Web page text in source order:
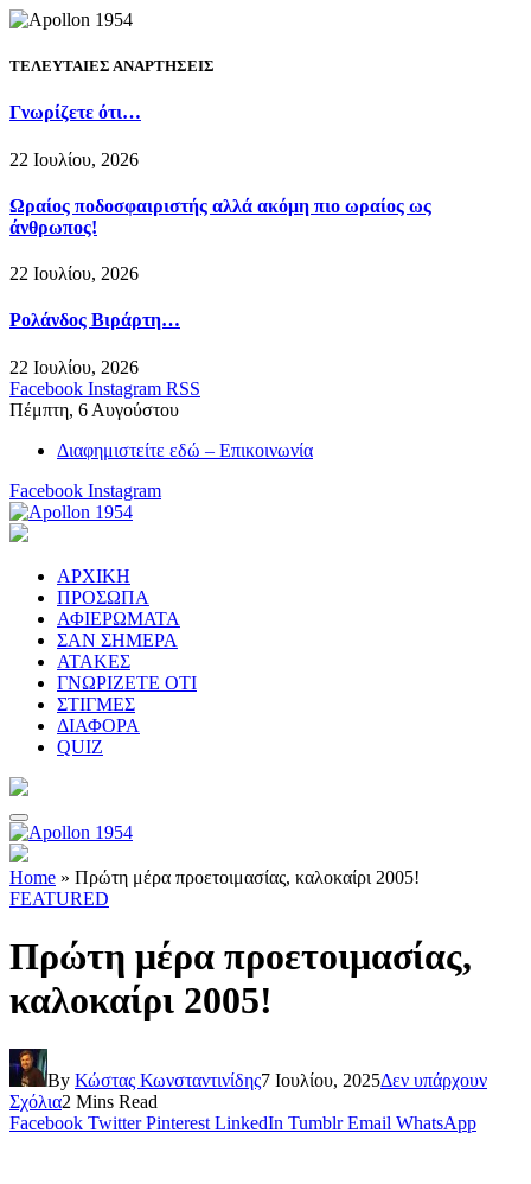
ΤΕΛΕΥΤΑΙΕΣ ΑΝΑΡΤΗΣΕΙΣ
Γνωρίζετε ότι…
22 Ιουλίου, 2026
Ωραίος ποδοσφαιριστής αλλά ακόμη πιο ωραίος ως
άνθρωπος!
22 Ιουλίου, 2026
Ρολάνδος Βιράρτη…
22 Ιουλίου, 2026
Facebook Instagram RSS
Πέμπτη, 6 Αυγούστου
Διαφημιστείτε εδώ – Επικοινωνία
Facebook Instagram
ΑΡΧΙΚΗ
ΠΡΟΣΩΠΑ
ΑΦΙΕΡΩΜΑΤΑ
ΣΑΝ ΣΗΜΕΡΑ
ΑΤΑΚΕΣ
ΓΝΩΡΙΖΕΤΕ ΟΤΙ
ΣΤΙΓΜΕΣ
ΔΙΑΦΟΡΑ
QUIZ
Home » Πρώτη μέρα προετοιμασίας, καλοκαίρι 2005!
FEATURED
Πρώτη μέρα προετοιμασίας,
καλοκαίρι 2005!
By Κώστας Κωνσταντινίδης7 Ιουλίου, 2025Δεν υπάρχουν
Σχόλια2 Mins Read
Facebook Twitter Pinterest LinkedIn Tumblr Email WhatsApp